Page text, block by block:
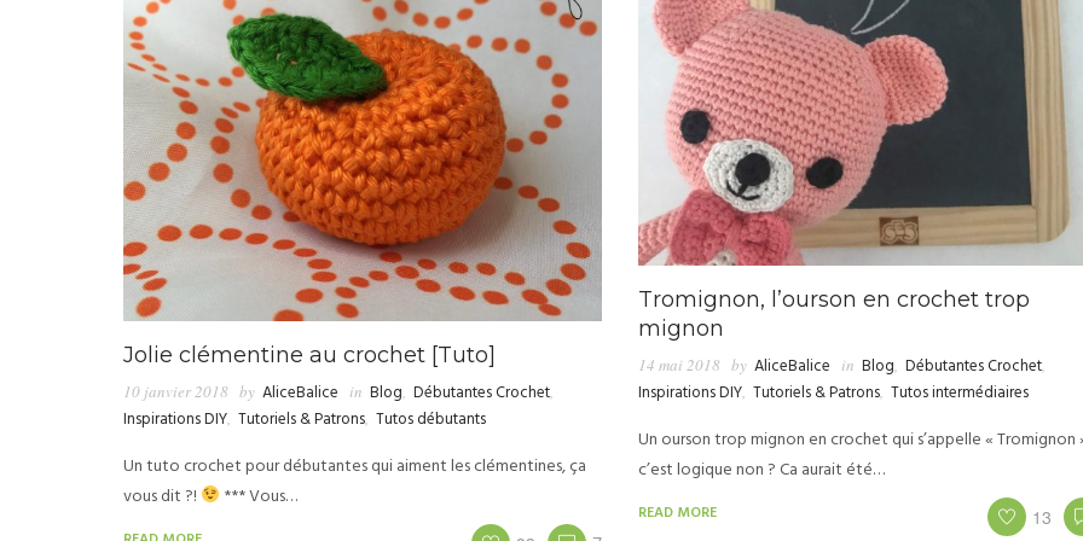
Tromignon, l’ourson en crochet trop
mignon
14 mai 2018 by AliceBalice in Blog, Débutantes Crochet,
Inspirations DIY, Tutoriels & Patrons, Tutos intermédiaires
Un ourson trop mignon en crochet qui s’appelle « Tromignon
c’est logique non ? Ca aurait été…
READ MORE 13
Jolie clémentine au crochet [Tuto]
10 janvier 2018 by AliceBalice in Blog, Débutantes Crochet,
Inspirations DIY, Tutoriels & Patrons, Tutos débutants
Un tuto crochet pour débutantes qui aiment les clémentines, ça
vous dit ?!
*** Vous…